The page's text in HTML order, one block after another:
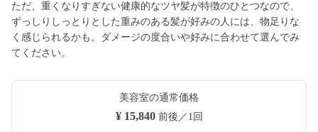
ただ、重くなりすぎない健康的なツヤ髪が特徴のひとつなので、
ずっしりしっとりとした重みのある髪が好みの人には、物足りな
く感じられるかも。ダメージの度合いや好みに合わせて選んでみ
てください。
美容室の通常価格
¥ 15,840前後／1回